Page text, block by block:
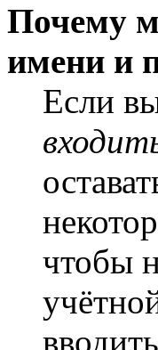
Почему
имени и
Если
чтобы